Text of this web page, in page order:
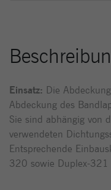
Einsatz: Die
Abdeckung des
Sie sind abhängig von
verwendeten
Entsprechende
320 sowie Duplex-321